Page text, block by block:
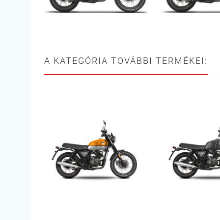
A KATEGÓRIA TOVÁBBI TERMÉKEI: